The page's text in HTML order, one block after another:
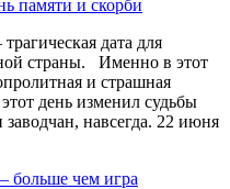
памяти и скорби
дата для
страны. Именно в этот
и страшная
день изменил судьбы
навсегда. 22 июня
больше чем игра